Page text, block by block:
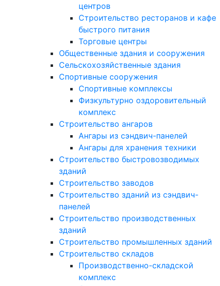
центров
Строительство ресторанов и кафе
быстрого питания
Торговые центры
Общественные здания и сооружения
Сельскохозяйственные здания
Спортивные сооружения
Спортивные комплексы
Физкультурно оздоровительный
комплекс
Строительство ангаров
Ангары из сэндвич-панелей
Ангары для хранения техники
Строительство быстровозводимых
зданий
Строительство заводов
Строительство зданий из сэндвич-
панелей
Строительство производственных
зданий
Строительство промышленных зданий
Строительство складов
Производственно-складской
комплекс